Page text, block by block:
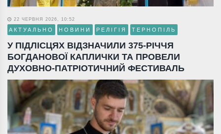
22 ЧЕРВНЯ 2026, 10:52
АКТУАЛЬНО НОВИНИ РЕЛІГІЯ ТЕРНОПІЛЬ
У ПІДЛІСЦЯХ ВІДЗНАЧИЛИ 375-РІЧЧЯ
БОГДАНОВОЇ КАПЛИЧКИ ТА ПРОВЕЛИ
ДУХОВНО-ПАТРІОТИЧНИЙ ФЕСТИВАЛЬ